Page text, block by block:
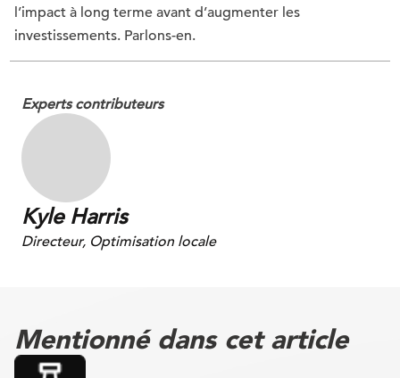
l’impact à long terme avant d’augmenter les
investissements. Parlons-en.
Experts contributeurs
Kyle Harris
Directeur, Optimisation locale
Mentionné dans cet article